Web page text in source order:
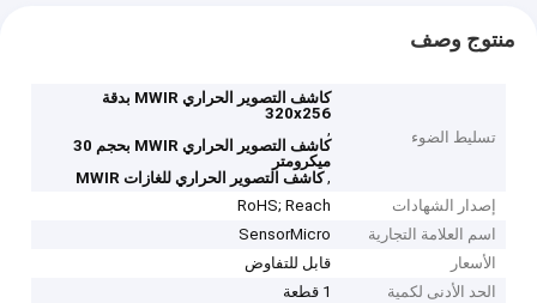
منتوج وصف
تسليط الضوء
كاشف التصوير الحراري MWIR بدقة
320x256
,
كاشف التصوير الحراري MWIR بحجم 30
ميكرومتر
,كاشف التصوير الحراري للغازات MWIR
إصدار الشهادات
RoHS; Reach
اسم العلامة التجارية
SensorMicro
الأسعار
قابل للتفاوض
الحد الأدنى لكمية
1 قطعة